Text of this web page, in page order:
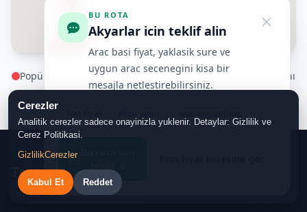
Popüler Destinasyonlar
İzmir Adnan Menderes Havalimanı
Tüm Ege Bölgesi
Transferiste
İzmir Havalimanı VIP Transfer
BU ROTA
Akyarlar icin teklif alin
Arac basi fiyat, yaklasik sure ve
uygun arac secenegini kisa bir
mesajla netlestirebilirsiniz.
Cerezler
Analitik cerezler sadece onayinizla yuklenir. Detaylar: Gizlilik ve
Cerez Politikasi.
GizlilikCerezler
Kabul Et Reddet